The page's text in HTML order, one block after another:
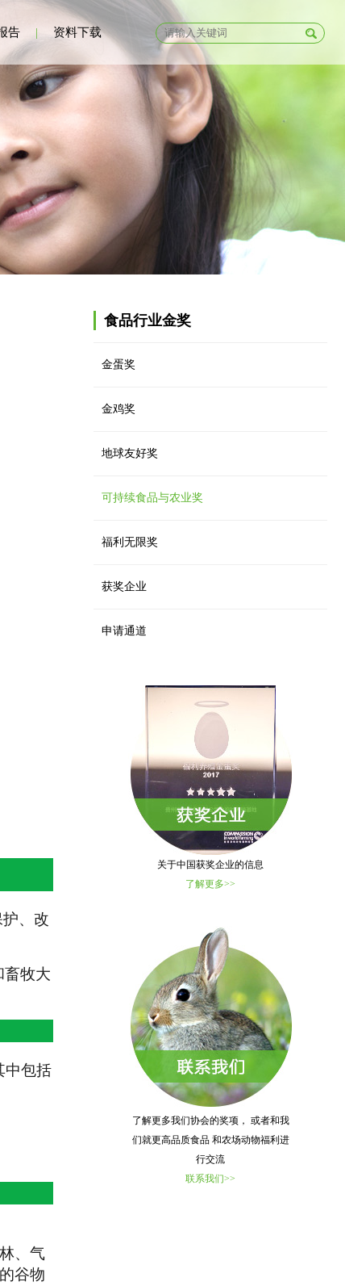
告 | 资料下载
食品行业金奖
金蛋奖
金鸡奖
地球友好奖
可持续食品与农业奖
福利无限奖
获奖企业
申请通道
关于中国获奖企业的信息
了解更多>>
了解更多我们协会的奖项， 或者和我
们就更高品质食品 和农场动物福利进
行交流
联系我们>>
、改
畜牧大
中包括
、气
谷物